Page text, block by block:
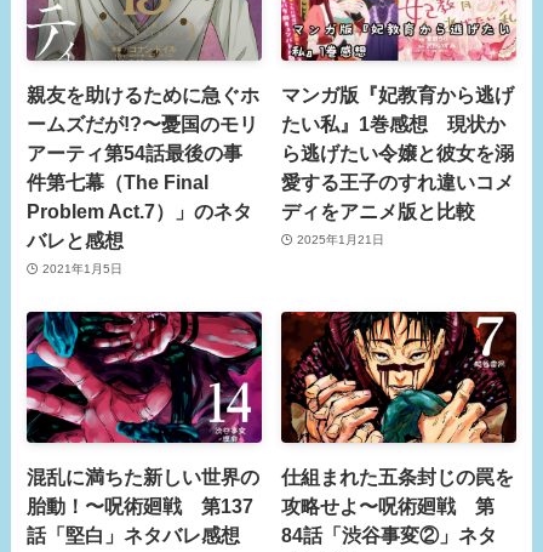
親友を助けるために急ぐホ
ームズだが!?〜憂国のモリ
アーティ第54話最後の事
件第七幕（The Final
Problem Act.7）」のネタ
バレと感想
2021年1月5日
マンガ版『妃教育から逃げ
たい私』1巻感想 現状か
ら逃げたい令嬢と彼女を溺
愛する王子のすれ違いコメ
ディをアニメ版と比較
2025年1月21日
混乱に満ちた新しい世界の
胎動！〜呪術廻戦 第137
話「堅白」ネタバレ感想
仕組まれた五条封じの罠を
攻略せよ〜呪術廻戦 第
84話「渋谷事変②」ネタ